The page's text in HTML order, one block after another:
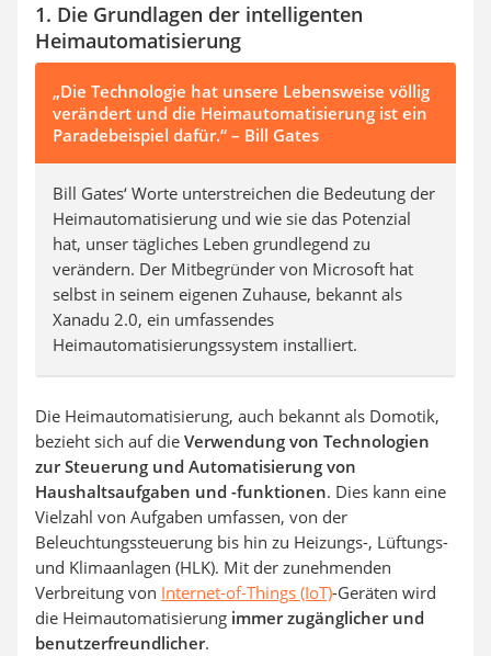
1. Die Grundlagen der intelligenten
Heimautomatisierung
„Die Technologie hat unsere Lebensweise völlig
verändert und die Heimautomatisierung ist ein
Paradebeispiel dafür.“ – Bill Gates
Bill Gates‘ Worte unterstreichen die Bedeutung der
Heimautomatisierung und wie sie das Potenzial
hat, unser tägliches Leben grundlegend zu
verändern. Der Mitbegründer von Microsoft hat
selbst in seinem eigenen Zuhause, bekannt als
Xanadu 2.0, ein umfassendes
Heimautomatisierungssystem installiert.
Die Heimautomatisierung, auch bekannt als Domotik,
bezieht sich auf die Verwendung von Technologien
zur Steuerung und Automatisierung von
Haushaltsaufgaben und -funktionen. Dies kann eine
Vielzahl von Aufgaben umfassen, von der
Beleuchtungssteuerung bis hin zu Heizungs-, Lüftungs-
und Klimaanlagen (HLK). Mit der zunehmenden
Verbreitung von Internet-of-Things (IoT)-Geräten wird
die Heimautomatisierung immer zugänglicher und
benutzerfreundlicher.